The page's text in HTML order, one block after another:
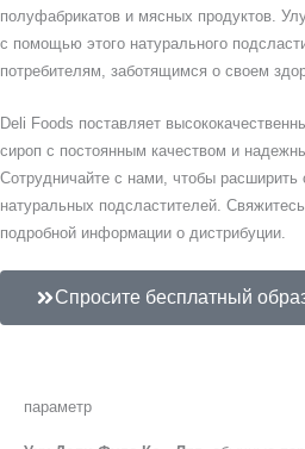
полуфабрикатов и мясных продуктов.
с помощью этого натурального
потребителям, заботящимся о своем
Deli Foods поставляет
сироп с постоянным качеством и
Сотрудничайте с нами, чтобы
натуральных подсластителей.
подробной информации о дистрибуции.
Спросите бесплатный
параметр